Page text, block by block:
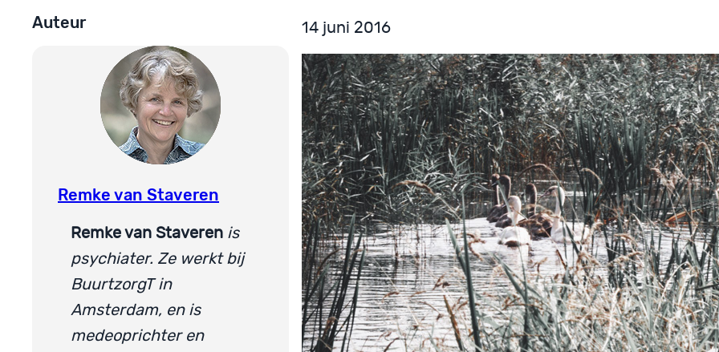
Auteur
Remke van Staveren
Remke van Staveren is
psychiater. Ze werkt bij
BuurtzorgT in
Amsterdam, en is
medeoprichter en
14 juni 2016